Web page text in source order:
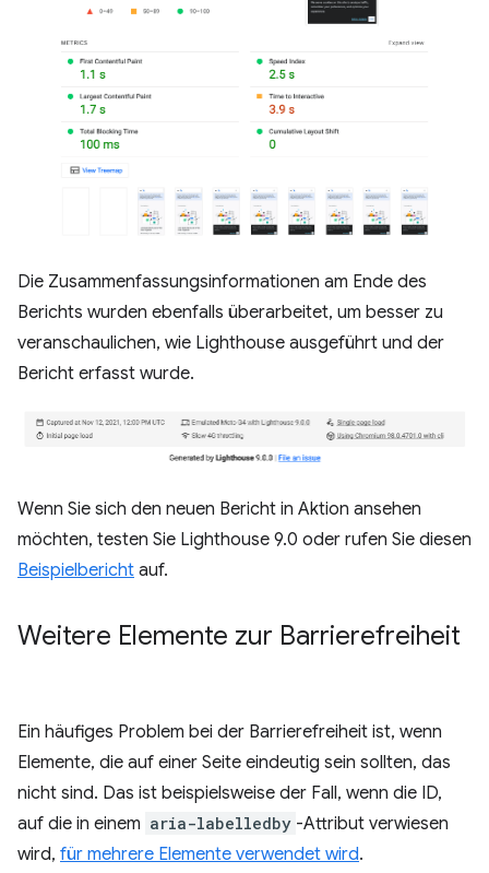
Die Zusammenfassungsinformationen am Ende des
Berichts wurden ebenfalls überarbeitet, um besser zu
veranschaulichen, wie Lighthouse ausgeführt und der
Bericht erfasst wurde.
Wenn Sie sich den neuen Bericht in Aktion ansehen
möchten, testen Sie Lighthouse 9.0 oder rufen Sie diesen
Beispielbericht auf.
Weitere Elemente zur Barrierefreiheit
Ein häufiges Problem bei der Barrierefreiheit ist, wenn
Elemente, die auf einer Seite eindeutig sein sollten, das
nicht sind. Das ist beispielsweise der Fall, wenn die ID,
auf die in einem aria-labelledby -Attribut verwiesen
wird, für mehrere Elemente verwendet wird.